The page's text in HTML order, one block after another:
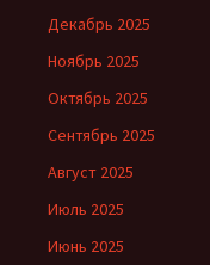
Декабрь 2025
Ноябрь 2025
Октябрь 2025
Сентябрь 2025
Август 2025
Июль 2025
Июнь 2025